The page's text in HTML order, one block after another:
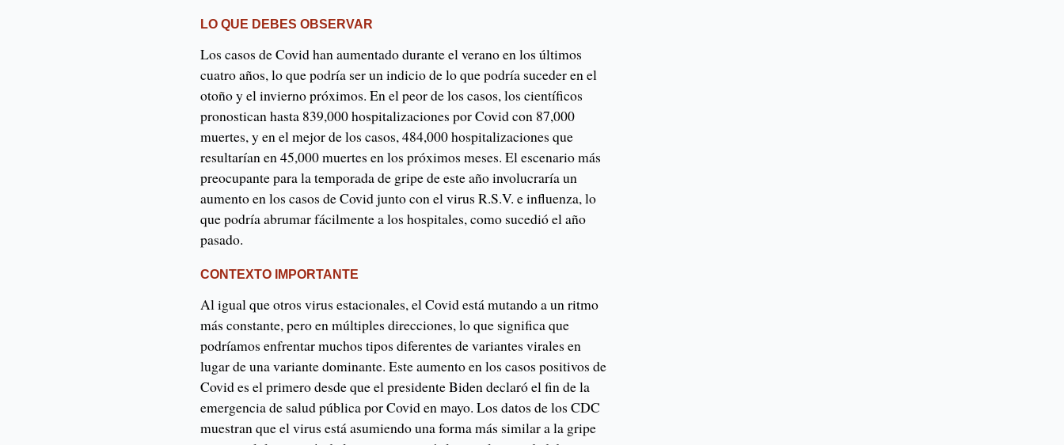
LO QUE DEBES OBSERVAR
Los casos de Covid han aumentado durante el verano en los últimos
cuatro años, lo que podría ser un indicio de lo que podría suceder en el
otoño y el invierno próximos. En el peor de los casos, los científicos
pronostican hasta 839,000 hospitalizaciones por Covid con 87,000
muertes, y en el mejor de los casos, 484,000 hospitalizaciones que
resultarían en 45,000 muertes en los próximos meses. El escenario más
preocupante para la temporada de gripe de este año involucraría un
aumento en los casos de Covid junto con el virus R.S.V. e influenza, lo
que podría abrumar fácilmente a los hospitales, como sucedió el año
pasado.
CONTEXTO IMPORTANTE
Al igual que otros virus estacionales, el Covid está mutando a un ritmo
más constante, pero en múltiples direcciones, lo que significa que
podríamos enfrentar muchos tipos diferentes de variantes virales en
lugar de una variante dominante. Este aumento en los casos positivos de
Covid es el primero desde que el presidente Biden declaró el fin de la
emergencia de salud pública por Covid en mayo. Los datos de los CDC
muestran que el virus está asumiendo una forma más similar a la gripe